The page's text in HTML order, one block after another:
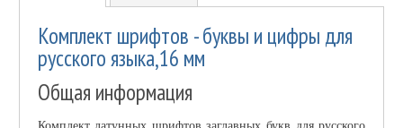
Комплект шрифтов - буквы и цифры для
русского языка,16 мм
Общая информация